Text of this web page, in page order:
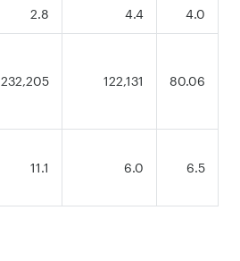
2.8 4.4 4.0
232,205 122,131 80.06
11.1 6.0 6.5